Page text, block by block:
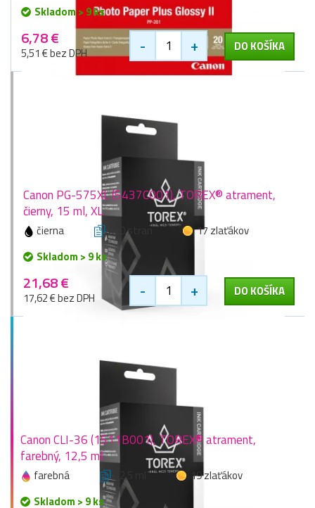
Skladom > 9 ks
6,78 €
5,51 € bez DPH - + DO KOŠÍKA
Canon PG-575XL (5437C001), TOREX® atrament,
čierny, 15 ml, XL
čierna 400 stran
17 zlaťákov
Skladom > 9 ks
21,68 €
17,62 € bez DPH - + DO KOŠÍKA
Canon CLI-36 (1511B001), TOREX® atrament,
farebný, 12,5 ml
farebná 12,5 ml
19 zlaťákov
Skladom > 9 ks